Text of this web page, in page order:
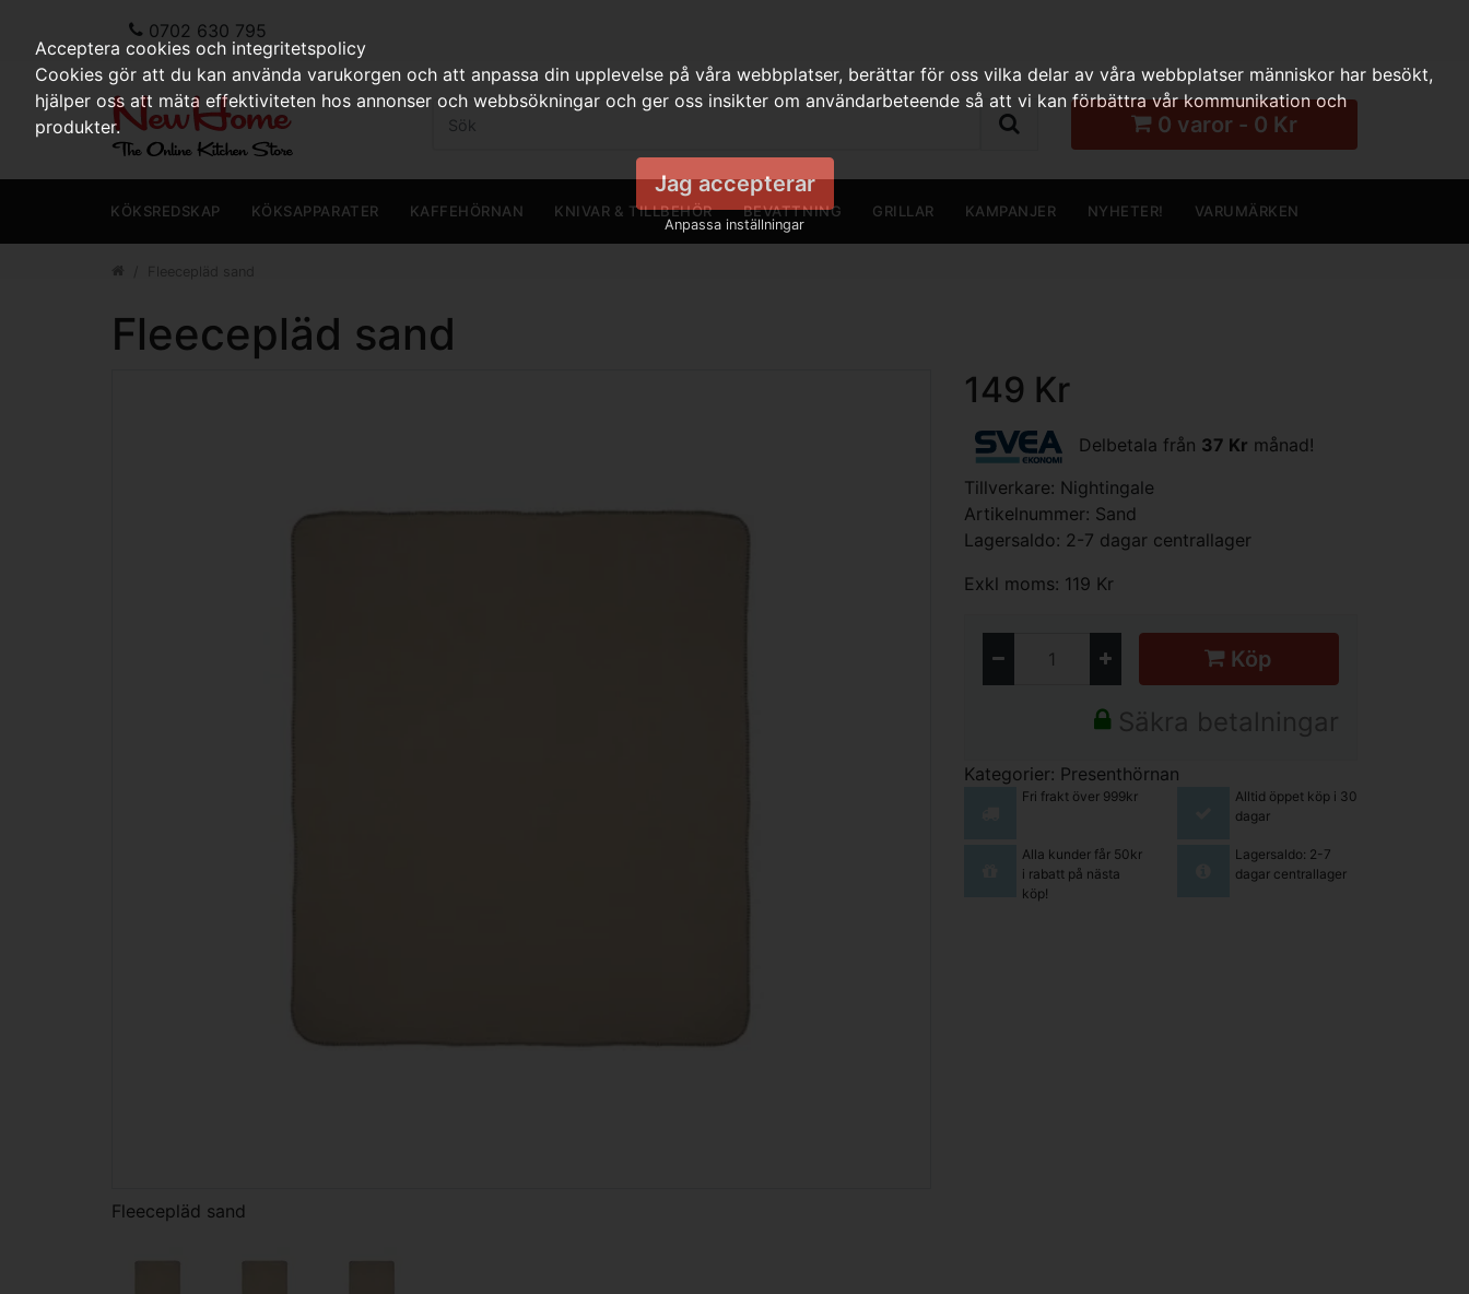
0702 630 795
0 varor - 0 Kr
KÖKSREDSKAP KÖKSAPPARATER KAFFEHÖRNAN KNIVAR & TILLBEHÖR BEVATTNING GRILLAR KAMPANJER NYHETER! VARUMÄRKEN
Fleecepläd sand
Fleecepläd sand
149 Kr
Delbetala från 37 Kr månad!
Tillverkare: Nightingale
Artikelnummer: Sand
Lagersaldo: 2-7 dagar centrallager
Exkl moms: 119 Kr
Köp
Säkra betalningar
Kategorier: Presenthörnan
Fri frakt över 999kr
Alltid öppet köp i 30
dagar
Alla kunder får 50kr
i rabatt på nästa
köp!
Lagersaldo: 2-7
dagar centrallager
Acceptera cookies och integritetspolicy
Cookies gör att du kan använda varukorgen och att anpassa din upplevelse på våra webbplatser, berättar för oss vilka delar av våra webbplatser människor har besökt,
hjälper oss att mäta effektiviteten hos annonser och webbsökningar och ger oss insikter om användarbeteende så att vi kan förbättra vår kommunikation och
produkter.
Jag accepterar
Anpassa inställningar